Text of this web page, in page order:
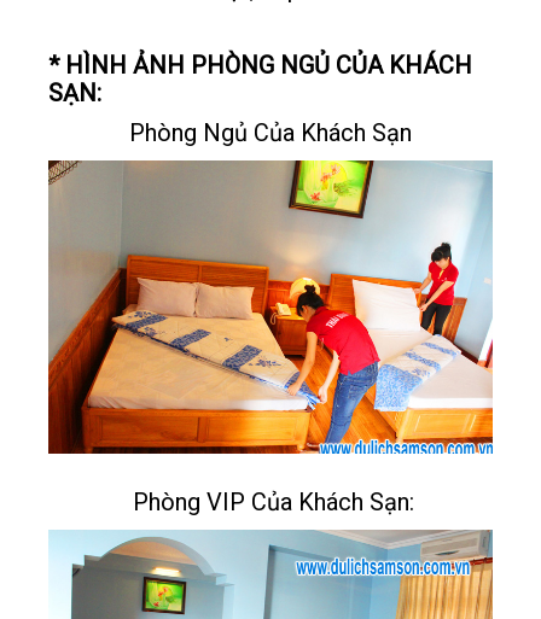
* HÌNH ẢNH PHÒNG NGỦ CỦA KHÁCH
SẠN:
Phòng Ngủ Của Khách Sạn
Phòng VIP Của Khách Sạn: